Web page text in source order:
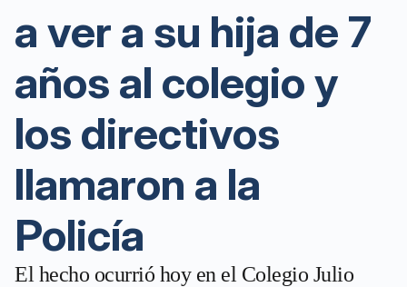
a ver a su hija de 7
años al colegio y
los directivos
llamaron a la
Policía
El hecho ocurrió hoy en el Colegio Julio